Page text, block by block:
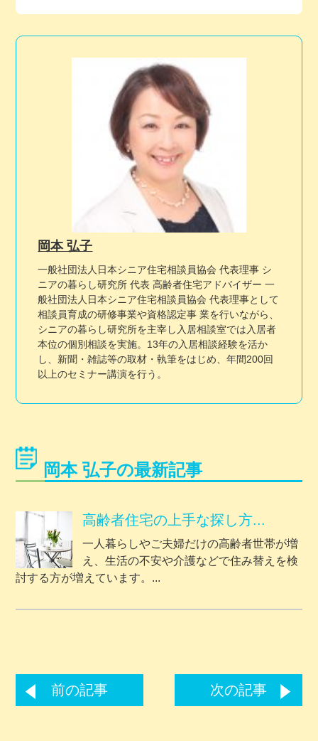
岡本 弘子
一般社団法人日本シニア住宅相談員協会 代表理事 シ
ニアの暮らし研究所 代表 高齢者住宅アドバイザー 一
般社団法人日本シニア住宅相談員協会 代表理事として
相談員育成の研修事業や資格認定事 業を行いながら、
シニアの暮らし研究所を主宰し入居相談室では入居者
本位の個別相談を実施。13年の入居相談経験を活か
し、新聞・雑誌等の取材・執筆をはじめ、年間200回
以上のセミナー講演を行う。
岡本 弘子の最新記事
高齢者住宅の上手な探し方...
一人暮らしやご夫婦だけの高齢者世帯が増
え、生活の不安や介護などで住み替えを検
討する方が増えています。...
前の記事 次の記事